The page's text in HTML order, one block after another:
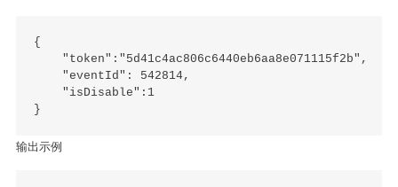
{
    "token":"5d41c4ac806c6440eb6aa8e071115f2b",
    "eventId": 542814,
    "isDisable":1
输出示例